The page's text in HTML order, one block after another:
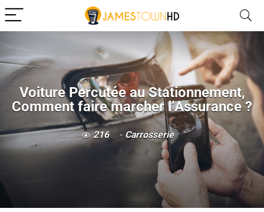
Voiture Percutée au Stationnement,
Comment faire marcher l’Assurance ?
216 Carrosserie